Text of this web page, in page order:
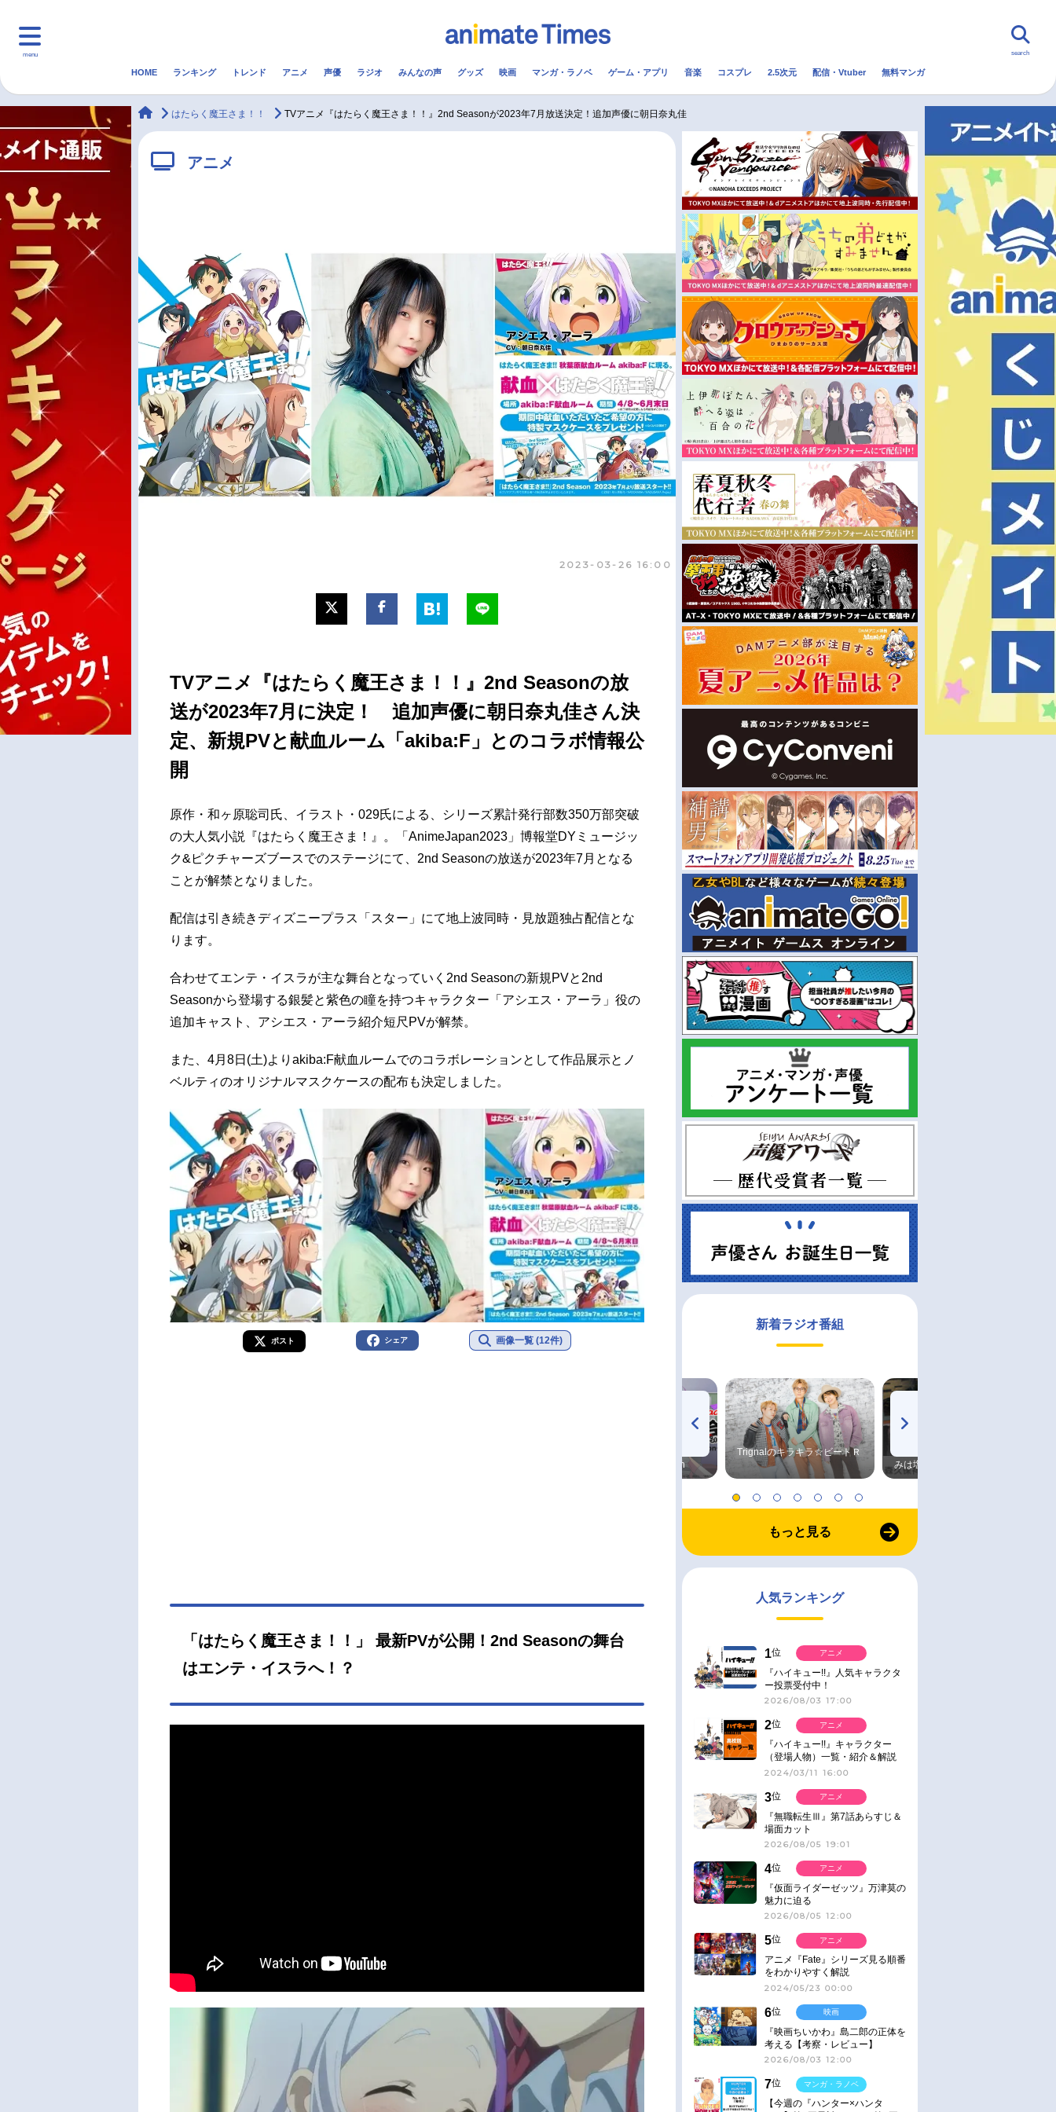
menu
マンガ・ラノベ ゲーム・アプリ 配信・Vtuber トレンド 無料マンガ
声優記事一覧 男性声優/女性声優一覧
今期アニメ曜日別一覧
夏アニメ
秋アニメ
冬アニメ
FOLLOW US
search
HOME ランキング トレンド アニメ 声優 ラジオ みんなの声 グッズ 映画 マンガ・ラノベ ゲーム・アプリ 音楽 コスプレ 2.5次元 配信・Vtuber 無料マンガ
animateTimes
はたらく魔王さま！！ TVアニメ『はたらく魔王さま！！』2nd Seasonが2023年7月放送決定！追加声優に朝日奈丸佳
アニメ
2023-03-26 16:00
TVアニメ『はたらく魔王さま！！』2nd Seasonの放
送が2023年7月に決定！ 追加声優に朝日奈丸佳さん決
定、新規PVと献血ルーム「akiba:F」とのコラボ情報公
開
原作・和ヶ原聡司氏、イラスト・029氏による、シリーズ累計発行部数350万部突破
の大人気小説『はたらく魔王さま！』。「AnimeJapan2023」博報堂DYミュージッ
ク&ピクチャーズブースでのステージにて、2nd Seasonの放送が2023年7月となる
ことが解禁となりました。
配信は引き続きディズニープラス「スター」にて地上波同時・見放題独占配信とな
ります。
合わせてエンテ・イスラが主な舞台となっていく2nd Seasonの新規PVと2nd
Seasonから登場する銀髪と紫色の瞳を持つキャラクター「アシエス・アーラ」役の
追加キャスト、アシエス・アーラ紹介短尺PVが解禁。
また、4月8日(土)よりakiba:F献血ルームでのコラボレーションとして作品展示とノ
ベルティのオリジナルマスクケースの配布も決定しました。
ポスト シェア 画像一覧 (12件)
「はたらく魔王さま！！」 最新PVが公開！2nd Seasonの舞台
はエンテ・イスラへ！？
新着ラジオ番組
radio 大直会 2nd season
Trignalのキラキラ☆ビートＲ
みは塩だけ
もっと見る
人気ランキング
1位
『ハイキュー!!』人気キャラクタ
ー投票受付中！
2026/08/03 17:00
アニメ
2位
『ハイキュー!!』キャラクター
（登場人物）一覧・紹介＆解説
2024/03/11 16:00
アニメ
3位
『無職転生Ⅲ』第7話あらすじ＆
場面カット
2026/08/05 19:01
アニメ
4位
『仮面ライダーゼッツ』万津莫の
魅力に迫る
2026/08/05 12:00
アニメ
5位
アニメ『Fate』シリーズ見る順番
をわかりやすく解説
2024/05/23 00:00
アニメ
6位
『映画ちいかわ』島二郎の正体を
考える【考察・レビュー】
2026/08/03 12:00
映画
7位
【今週の『ハンター×ハンタ
マンガ・ラノベ